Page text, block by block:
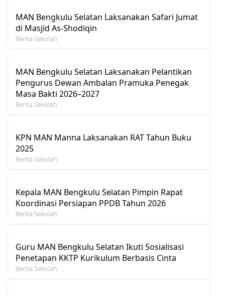
MAN Bengkulu Selatan Laksanakan Safari Jumat
di Masjid As-Shodiqin
Berita Sekolah
MAN Bengkulu Selatan Laksanakan Pelantikan
Pengurus Dewan Ambalan Pramuka Penegak
Masa Bakti 2026–2027
Berita Sekolah
KPN MAN Manna Laksanakan RAT Tahun Buku
2025
Berita Sekolah
Kepala MAN Bengkulu Selatan Pimpin Rapat
Koordinasi Persiapan PPDB Tahun 2026
Berita Sekolah
Guru MAN Bengkulu Selatan Ikuti Sosialisasi
Penetapan KKTP Kurikulum Berbasis Cinta
Berita Sekolah